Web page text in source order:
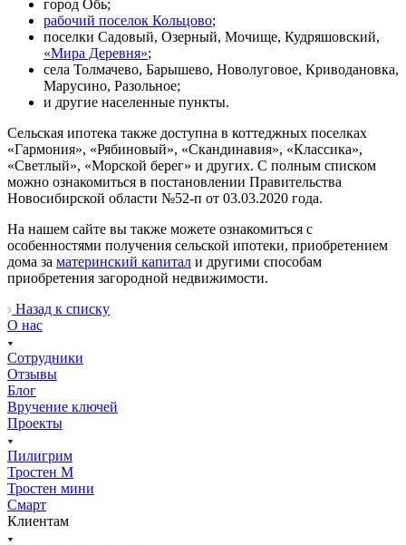
город Обь;
рабочий поселок Кольцово;
поселки Садовый, Озерный, Мочище, Кудряшовский,
«Мира Деревня»;
села Толмачево, Барышево, Новолуговое, Криводановка,
Марусино, Разольное;
и другие населенные пункты.
Сельская ипотека также доступна в коттеджных поселках
«Гармония», «Рябиновый», «Скандинавия», «Классика»,
«Светлый», «Морской берег» и других. С полным списком
можно ознакомиться в постановлении Правительства
Новосибирской области №52-п от 03.03.2020 года.
На нашем сайте вы также можете ознакомиться с
особенностями получения сельской ипотеки, приобретением
дома за материнский капитал и другими способам
приобретения загородной недвижимости.
Назад к списку
О нас
Сотрудники
Отзывы
Блог
Вручение ключей
Проекты
Пилигрим
Тростен М
Тростен мини
Смарт
Клиентам